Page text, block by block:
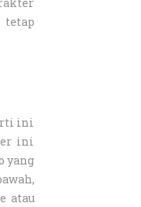
ini
ini
yang
atau